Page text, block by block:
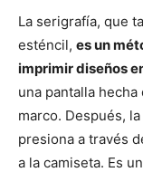
La serigrafía, que
esténcil, es un
imprimir diseños
una pantalla
marco. Después,
presiona a través
a la camiseta. Es